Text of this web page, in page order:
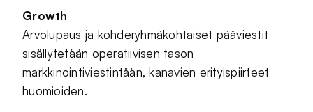
Growth
Arvolupaus ja kohderyhmäkohtaiset pääviestit
sisällytetään operatiivisen tason
markkinointiviestintään, kanavien erityispiirteet
huomioiden.